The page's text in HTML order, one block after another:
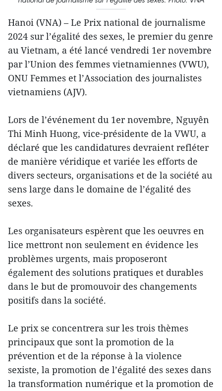
Hanoi (VNA) – Le Prix national de journalisme
2024 sur l’égalité des sexes, le premier du genre
au Vietnam, a été lancé vendredi 1er novembre
par l’Union des femmes vietnamiennes (VWU),
ONU Femmes et l’Association des journalistes
vietnamiens (AJV).
Lors de l’événement du 1er novembre, Nguyên
Thi Minh Huong, vice-présidente de la VWU, a
déclaré que les candidatures devraient refléter
de manière véridique et variée les efforts de
divers secteurs, organisations et de la société au
sens large dans le domaine de l’égalité des
sexes.
Les organisateurs espèrent que les oeuvres en
lice mettront non seulement en évidence les
problèmes urgents, mais proposeront
également des solutions pratiques et durables
dans le but de promouvoir des changements
positifs dans la société.
Le prix se concentrera sur les trois thèmes
principaux que sont la promotion de la
prévention et de la réponse à la violence
sexiste, la promotion de l’égalité des sexes dans
la transformation numérique et la promotion de